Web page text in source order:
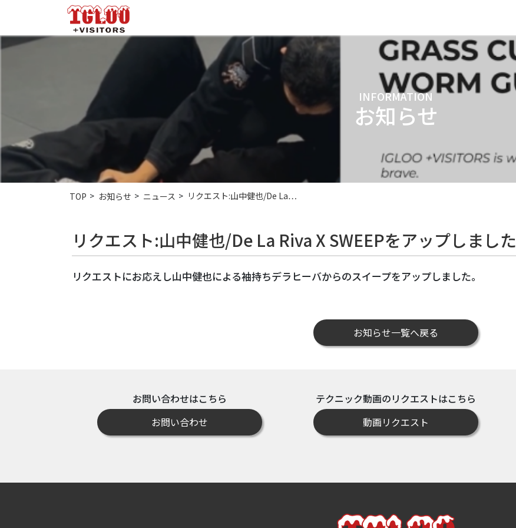
INFORMATION
お知らせ
TOP お知らせ ニュース リクエスト:山中健也/De La…
リクエスト:山中健也/De La Riva X SWEEPをアップしました
リクエストにお応えし山中健也による袖持ちデラヒーバからのスイープをアップしました。
お知らせ一覧へ戻る
お問い合わせはこちら
お問い合わせ
テクニック動画のリクエストはこちら
動画リクエスト